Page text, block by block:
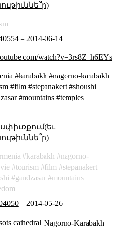
– 2014-06-14
watch?v=3rs8Z_h6EYs
#karabakh #nagorno-karabakh
#film #stepanakert #shoushi
#mountains #temples
karabakh
nagorno-
tourism film
stepanakert
gandzasar
mountains
– 2014-05-26
Nagorno-Karabakh –